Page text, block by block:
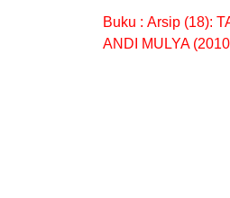
Buku : Arsip (18):
ANDI MULYA